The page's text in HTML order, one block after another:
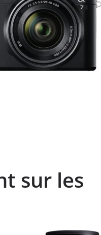
sur les